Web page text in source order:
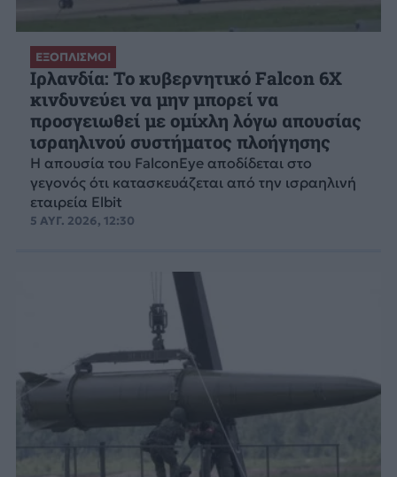
ΕΞΟΠΛΙΣΜΟΙ
Ιρλανδία: Το κυβερνητικό Falcon 6X
κινδυνεύει να μην μπορεί να
προσγειωθεί με ομίχλη λόγω απουσίας
ισραηλινού συστήματος πλοήγησης
Η απουσία του FalconEye αποδίδεται στο
γεγονός ότι κατασκευάζεται από την ισραηλινή
εταιρεία Elbit
5 ΑΥΓ. 2026, 12:30